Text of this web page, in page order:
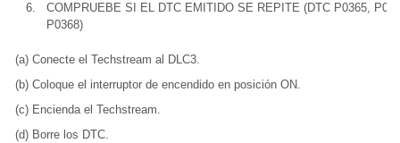
6.
COMPRUEBE SI EL DTC EMITIDO SE REPITE (DTC P0365,
P0368)
(a) Conecte el Techstream al DLC3.
(b) Coloque el interruptor de encendido en posición ON.
(c) Encienda el Techstream.
(d) Borre los DTC.